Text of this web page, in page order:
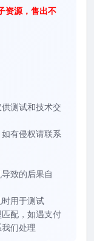
资源，售出不
测试和技术交
有侵权请联系
致的后果自
用于测试
配，如遇支付
们处理